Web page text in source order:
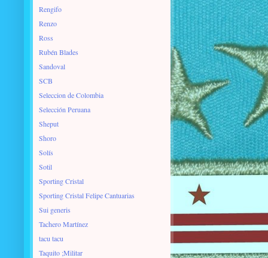
Rengifo
Renzo
Ross
Rubén Blades
Sandoval
SCB
Seleccion de Colombia
Selección Peruana
Sheput
Shoro
Solís
Sotil
Sporting Cristal
Sporting Cristal Felipe Cantuarias
Sui generis
Tachero Martínez
tacu tacu
Taquito ;Militar